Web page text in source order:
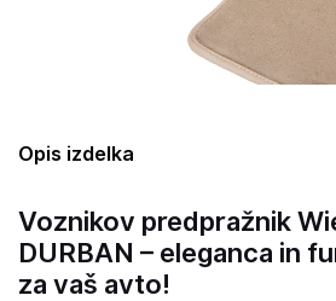
Opis izdelka
Voznikov predpražnik
DURBAN – eleganca in
za vaš avto!